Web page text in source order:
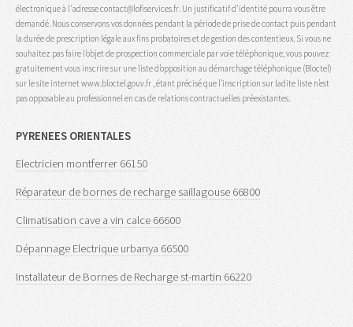
électronique à l'adresse contact@lofiservices.fr. Un justificatif d'identité pourra vous être
demandé. Nous conservons vos données pendant la période de prise de contact puis pendant
la durée de prescription légale aux fins probatoires et de gestion des contentieux. Si vous ne
souhaitez pas faire l’objet de prospection commerciale par voie téléphonique, vous pouvez
gratuitement vous inscrire sur une liste d’opposition au démarchage téléphonique (Bloctel)
sur le site internet www.bloctel.gouv.fr , étant précisé que l’inscription sur ladite liste n’est
pas opposable au professionnel en cas de relations contractuelles préexistantes.
PYRENEES ORIENTALES
Electricien montferrer 66150
Réparateur de bornes de recharge saillagouse 66800
Climatisation cave a vin calce 66600
Dépannage Electrique urbanya 66500
Installateur de Bornes de Recharge st-martin 66220